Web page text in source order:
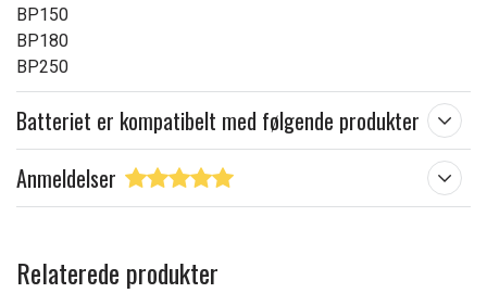
BP150
BP180
BP250
Batteriet er kompatibelt med følgende produkter
Anmeldelser
Relaterede produkter